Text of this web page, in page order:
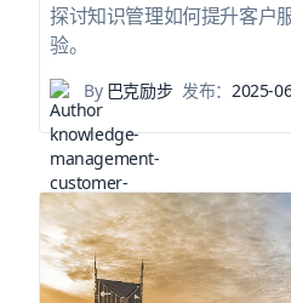
探讨知识管理如何提升客户
验。
By巴克励步 发布： 2025-